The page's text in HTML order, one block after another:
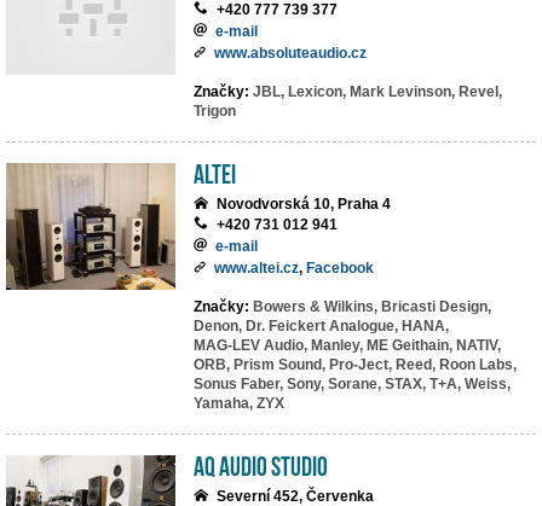
+420 777 739 377
e-mail
www.absoluteaudio.cz
Značky: JBL, Lexicon, Mark Levinson, Revel,
Trigon
ALTEI
Novodvorská 10, Praha 4
+420 731 012 941
e-mail
www.altei.cz, Facebook
Značky: Bowers & Wilkins, Bricasti Design,
Denon, Dr. Feickert Analogue, HANA,
MAG-LEV Audio, Manley, ME Geithain, NATIV,
ORB, Prism Sound, Pro-Ject, Reed, Roon Labs,
Sonus Faber, Sony, Sorane, STAX, T+A, Weiss,
Yamaha, ZYX
AQ Audio Studio
Severní 452, Červenka